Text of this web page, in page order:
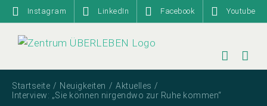
Zum
Inhalt
springen
Instagram LinkedIn Facebook Youtube
Startseite Neuigkeiten
Aktuelles
Interview: „Sie können nirgendwo zur Ruhe kommen“